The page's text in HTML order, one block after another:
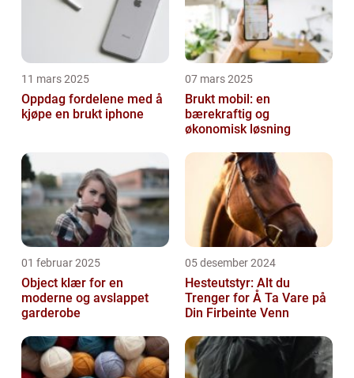
11 mars 2025
Oppdag fordelene med å
kjøpe en brukt iphone
07 mars 2025
Brukt mobil: en
bærekraftig og
økonomisk løsning
01 februar 2025
Object klær for en
moderne og avslappet
garderobe
05 desember 2024
Hesteutstyr: Alt du
Trenger for Å Ta Vare på
Din Firbeinte Venn